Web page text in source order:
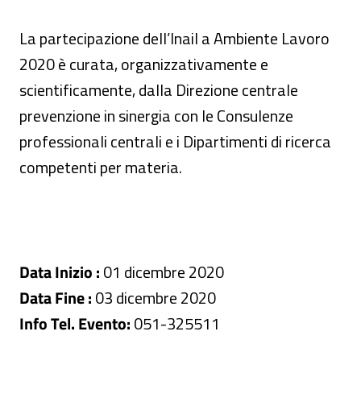
La partecipazione dell’Inail a Ambiente Lavoro
2020 è curata, organizzativamente e
scientificamente, dalla Direzione centrale
prevenzione in sinergia con le Consulenze
professionali centrali e i Dipartimenti di ricerca
competenti per materia.
Data Inizio :01 dicembre 2020
Data Fine :03 dicembre 2020
Info Tel. Evento:051-325511